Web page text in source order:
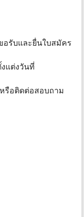
อรับและยื่นใบสมัคร
แต่งวันที่
รือติดต่อสอบถาม